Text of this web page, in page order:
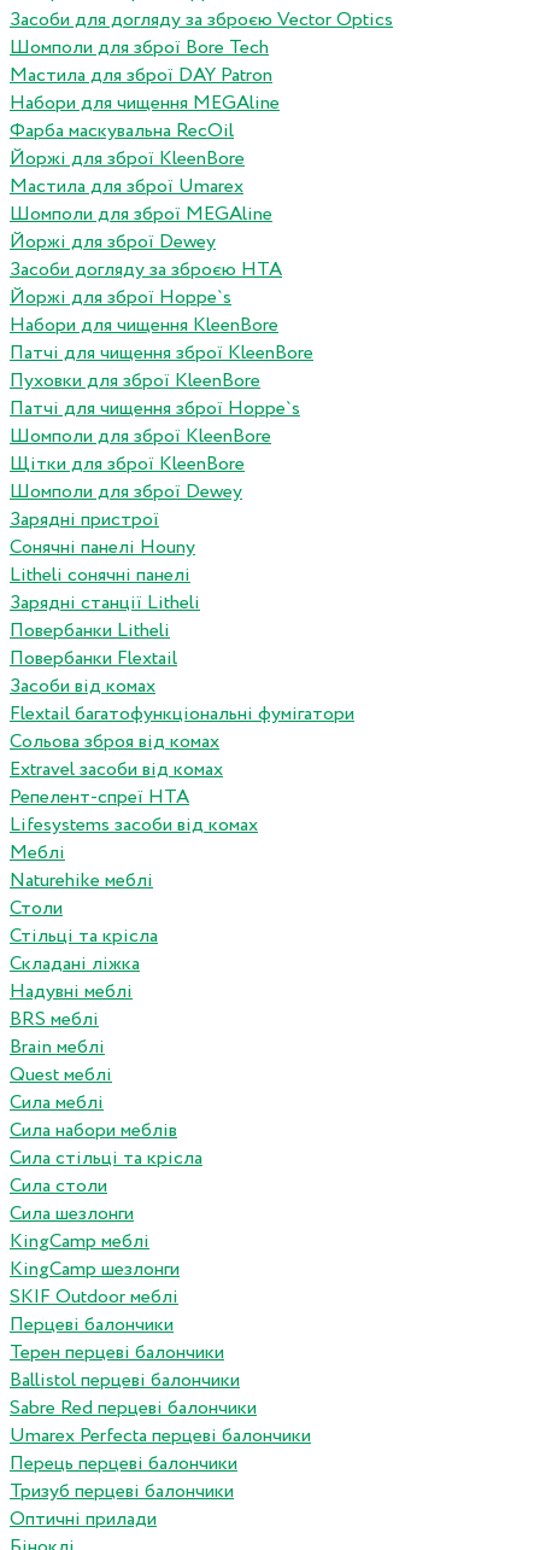
Засоби для догляду за зброєю Vector Optics
Шомполи для зброї Bore Tech
Мастила для зброї DAY Patron
Набори для чищення MEGAline
Фарба маскувальна RecOil
Йоржі для зброї KleenBore
Мастила для зброї Umarex
Шомполи для зброї MEGAline
Йоржі для зброї Dewey
Засоби догляду за зброєю HTA
Йоржі для зброї Hoppe`s
Набори для чищення KleenBore
Патчі для чищення зброї KleenBore
Пуховки для зброї KleenBore
Патчі для чищення зброї Hoppe`s
Шомполи для зброї KleenBore
Щітки для зброї KleenBore
Шомполи для зброї Dewey
Зарядні пристрої
Сонячні панелі Houny
Litheli сонячні панелі
Зарядні станції Litheli
Повербанки Litheli
Повербанки Flextail
Засоби від комах
Flextail багатофункціональні фумігатори
Сольова зброя від комах
Extravel засоби від комах
Репелент-спреї HTA
Lifesystems засоби від комах
Меблі
Naturehike меблі
Столи
Стільці та крісла
Складані ліжка
Надувні меблі
BRS меблі
Brain меблі
Quest меблі
Сила меблі
Сила набори меблів
Сила стільці та крісла
Сила столи
Сила шезлонги
KingCamp меблі
KingCamp шезлонги
SKIF Outdoor меблі
Перцеві балончики
Терен перцеві балончики
Ballistol перцеві балончики
Sabre Red перцеві балончики
Umarex Perfecta перцеві балончики
Перець перцеві балончики
Тризуб перцеві балончики
Оптичні прилади